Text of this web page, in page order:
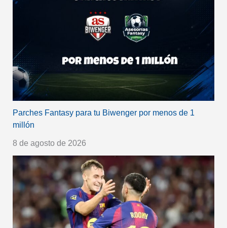
Parches Fantasy para tu Biwenger por menos de 1
millón
8 de agosto de 2026